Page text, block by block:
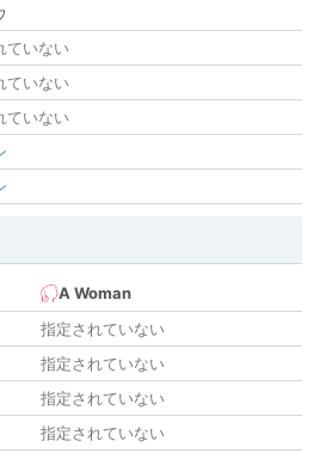
ていない
ていない
ていない
A Woman
指定されていない
指定されていない
指定されていない
指定されていない